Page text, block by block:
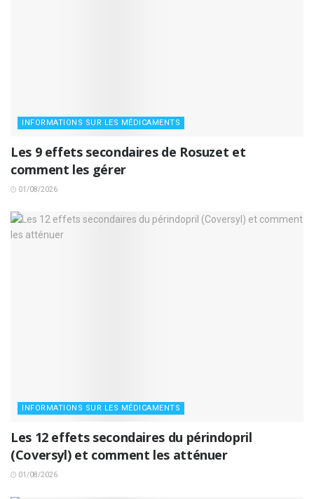
INFORMATIONS SUR LES MÉDICAMENTS
Les 9 effets secondaires de Rosuzet et
comment les gérer
01/08/2026
INFORMATIONS SUR LES MÉDICAMENTS
Les 12 effets secondaires du périndopril
(Coversyl) et comment les atténuer
01/08/2026